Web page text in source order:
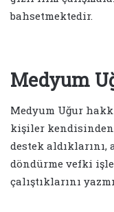
bahsetmektedir.
Medyum
Medyum Uğur
kişiler kendisinden
destek
döndürme vefki
çalıştıklarını